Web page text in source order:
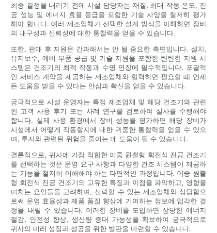
최종 결정을 내리기 전에 시설 담당자는 재질, 최대 작동 온도, 진
공 성능 및 에너지 효율 등급을 포함한 기술 사양을 철저히 평가
해야 합니다. 여러 제조업체가 선택한 설계 방식을 이해하면 장비
의 내구성과 신뢰성에 대한 통찰력을 얻을 수 있습니다.
또한, 판매 후 지원은 간과해서는 안 될 중요한 측면입니다. 설치,
유지보수, 예비 부품 공급 및 기술 지원을 포함한 탄탄한 지원 시
스템은 건조기의 최적 작동과 수명 연장에 필수적입니다. 포괄적
인 서비스 계약을 제공하는 제조업체와 협력하면 필요할 때 언제
든 도움을 받을 수 있다는 안심과 확신을 얻을 수 있습니다.
궁극적으로 시설 운영자는 특정 제조업체 및 해당 건조기와 관련
된 고객 사용 후기 또는 사례 연구를 검토하여 실사를 수행해야
합니다. 실제 사용 환경에서 장비 성능을 평가하면 해당 장비가
시설에서 어떻게 작동할지에 대한 귀중한 통찰력을 얻을 수 있으
며, 투자와 관련된 위험을 줄이는 데 도움이 될 수 있습니다.
결론적으로, 귀사에 가장 적합한 이중 원뿔형 회전식 진공 건조기
를 선택하는 것은 운영 요구 사항과 다양한 건조 시스템이 제공하
는 기능을 철저히 이해해야 하는 다면적인 과정입니다. 이중 원뿔
형 회전식 진공 건조기의 고유한 특징과 이점을 파악하고, 영향을
미치는 요인들을 고려하며, 신뢰할 수 있는 제조업체와 상담함으
로써 운영 효율성과 제품 품질 향상에 기여하는 정보에 입각한 결
정을 내릴 수 있습니다. 이러한 장비를 도입하면 상당한 에너지
절감, 안전성 향상, 생산량 증대 가능성을 확보하여 궁극적으로
귀사의 미래 성장과 성공을 위한 발판을 마련할 수 있습니다.